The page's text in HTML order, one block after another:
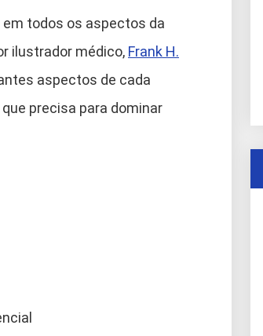
todos os aspectos da
ilustrador médico, Frank H.
aspectos de cada
precisa para dominar